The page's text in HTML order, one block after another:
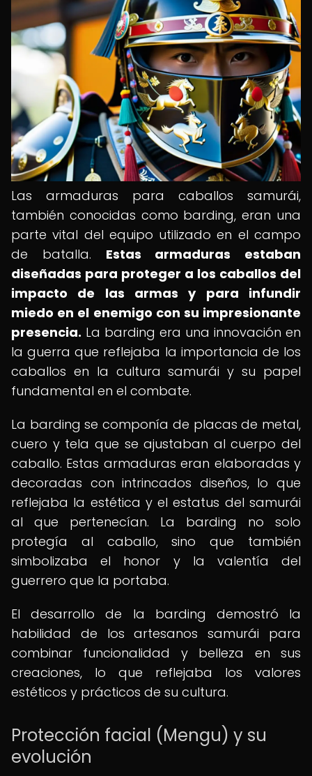
Las armaduras para caballos samurái,
también conocidas como barding, eran una
parte vital del equipo utilizado en el campo
de batalla. Estas armaduras estaban
diseñadas para proteger a los caballos del
impacto de las armas y para infundir
miedo en el enemigo con su impresionante
presencia. La barding era una innovación en
la guerra que reflejaba la importancia de los
caballos en la cultura samurái y su papel
fundamental en el combate.
La barding se componía de placas de metal,
cuero y tela que se ajustaban al cuerpo del
caballo. Estas armaduras eran elaboradas y
decoradas con intrincados diseños, lo que
reflejaba la estética y el estatus del samurái
al que pertenecían. La barding no solo
protegía al caballo, sino que también
simbolizaba el honor y la valentía del
guerrero que la portaba.
El desarrollo de la barding demostró la
habilidad de los artesanos samurái para
combinar funcionalidad y belleza en sus
creaciones, lo que reflejaba los valores
estéticos y prácticos de su cultura.
Protección facial (Mengu) y su
evolución